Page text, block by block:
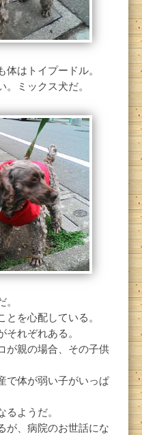
体はトイプードル。
。ミックス犬だ。
とを心配している。
それぞれある。
が親の場合、その子供
で体が弱い子がいっぱ
るようだ。
が、病院のお世話にな